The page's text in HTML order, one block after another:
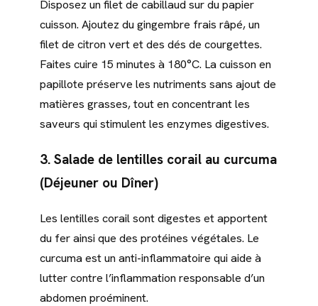
Disposez un filet de cabillaud sur du papier
cuisson. Ajoutez du gingembre frais râpé, un
filet de citron vert et des dés de courgettes.
Faites cuire 15 minutes à 180°C. La cuisson en
papillote préserve les nutriments sans ajout de
matières grasses, tout en concentrant les
saveurs qui stimulent les enzymes digestives.
3. Salade de lentilles corail au curcuma
(Déjeuner ou Dîner)
Les lentilles corail sont digestes et apportent
du fer ainsi que des protéines végétales. Le
curcuma est un anti-inflammatoire qui aide à
lutter contre l’inflammation responsable d’un
abdomen proéminent.